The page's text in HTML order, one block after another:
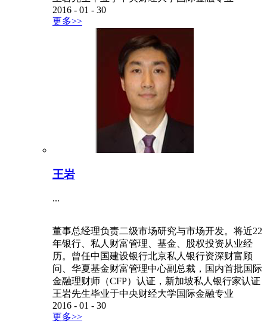
2016 - 01 - 30
更多>>
王岩
...
董事总经理负责二级市场研究与市场开发。将近22
年银行、私人财富管理、基金、股权投资从业经
历。曾任中国建设银行北京私人银行资深财富顾
问、华夏基金财富管理中心副总裁，国内首批国际
金融理财师（CFP）认证，新加坡私人银行家认证
王岩先生毕业于中央财经大学国际金融专业
2016 - 01 - 30
更多>>